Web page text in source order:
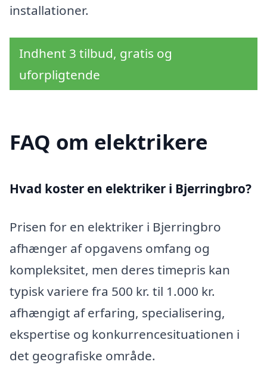
installationer.
Indhent 3 tilbud, gratis og
uforpligtende
FAQ om elektrikere
Hvad koster en elektriker i Bjerringbro?
Prisen for en elektriker i Bjerringbro
afhænger af opgavens omfang og
kompleksitet, men deres timepris kan
typisk variere fra 500 kr. til 1.000 kr.
afhængigt af erfaring, specialisering,
ekspertise og konkurrencesituationen i
det geografiske område.